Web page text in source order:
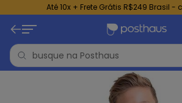
Até 10x + Frete Grátis R$249 Brasil -